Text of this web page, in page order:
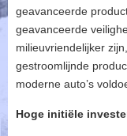
geavanceerde
geavanceerde
milieuvriendelijker
gestroomlijnde
moderne auto’s
Hoge initiële